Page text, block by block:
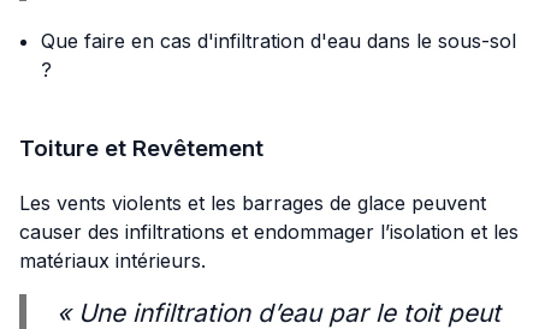
Que faire en cas d'infiltration d'eau dans le sous-sol
?
Toiture et Revêtement
Les vents violents et les barrages de glace peuvent
causer des infiltrations et endommager l’isolation et les
matériaux intérieurs.
« Une infiltration d’eau par le toit peut